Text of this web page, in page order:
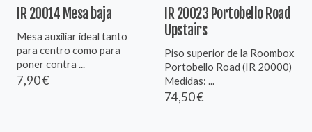
IR 20014 Mesa baja
Mesa auxiliar ideal tanto
para centro como para
poner contra ...
7,90 €
IR 20023 Portobello Road
Upstairs
Piso superior de la Roombox
Portobello Road (IR 20000)
Medidas: ...
74,50 €